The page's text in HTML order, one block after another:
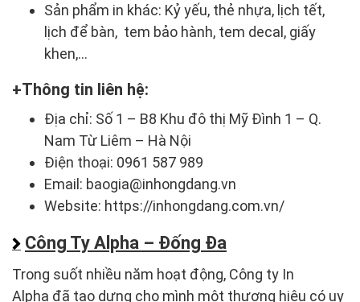
Sản phẩm in khác: Kỷ yếu, thẻ nhựa, lịch tết,
lịch để bàn, tem bảo hành, tem decal, giấy
khen,…
Thông tin liên hệ:
Địa chỉ: Số 1 – B8 Khu đô thị Mỹ Đình 1 – Q.
Nam Từ Liêm – Hà Nội
Điện thoại: 0961 587 989
Email: baogia@inhongdang.vn
Website: https://inhongdang.com.vn/
Công Ty Alpha – Đống Đa
Trong suốt nhiều năm hoạt động, Công ty In
Alpha đã tạo dựng cho mình một thương hiệu có uy